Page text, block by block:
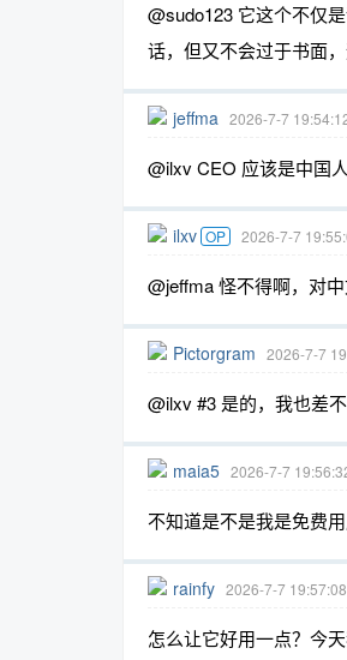
@sudo123 它这个不仅
话，但又不会过于书面
jeffma 2026-7-7
@ilxv CEO 应该是中国
ilxv OP 2026-7-7
@jeffma 怪不得啊，对
Pictorgram 2026-7-7
@ilxv #3 是的，我也差
maia5 2026-7-7
不知道是不是我是免费
rainfy 2026-7-7 19:57:08
怎么让它好用一点？今